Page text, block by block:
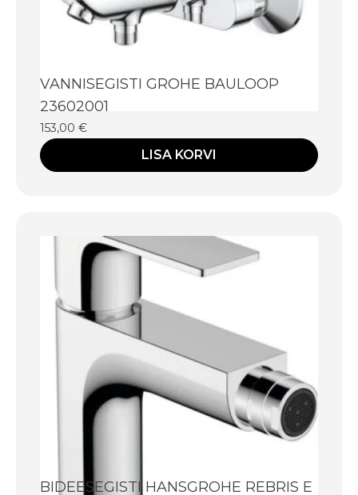
VANNISEGISTI GROHE BAULOOP
23602001
153,00 €
LISA KORVI
BIDEESEGISTI HANSGROHE REBRIS E